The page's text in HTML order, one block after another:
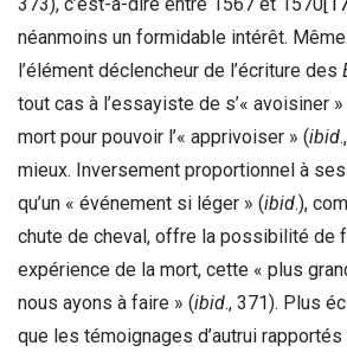
néanmoins un formidable intérêt.
l’élément déclencheur de l’écriture des
tout cas à l’essayiste de s’« avoisiner
mort pour pouvoir l’« apprivoiser » (ibid
mieux. Inversement proportionnel à
qu’un « événement si léger » (ibid.),
chute de cheval, offre la possibilité de
expérience de la mort, cette « plus
nous ayons à faire » (ibid., 371). Plus
que les témoignages d’autrui